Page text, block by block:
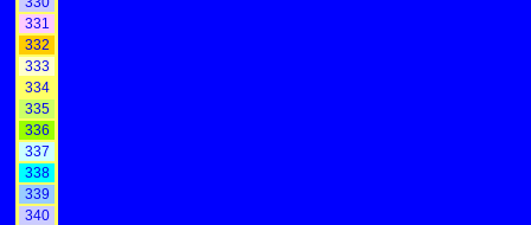
331
332
333
334
335
336
337
338
339
340